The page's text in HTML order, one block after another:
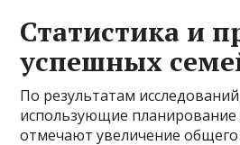
Статистика и
успешных
По результатам
использующие планирование
отмечают увеличение общего